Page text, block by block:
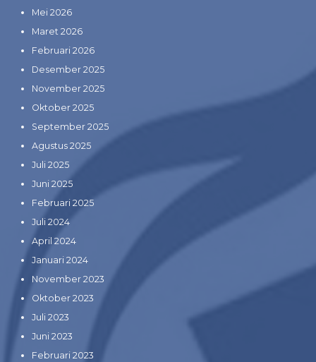
Mei 2026
Maret 2026
Februari 2026
Desember 2025
November 2025
Oktober 2025
September 2025
Agustus 2025
Juli 2025
Juni 2025
Februari 2025
Juli 2024
April 2024
Januari 2024
November 2023
Oktober 2023
Juli 2023
Juni 2023
Februari 2023